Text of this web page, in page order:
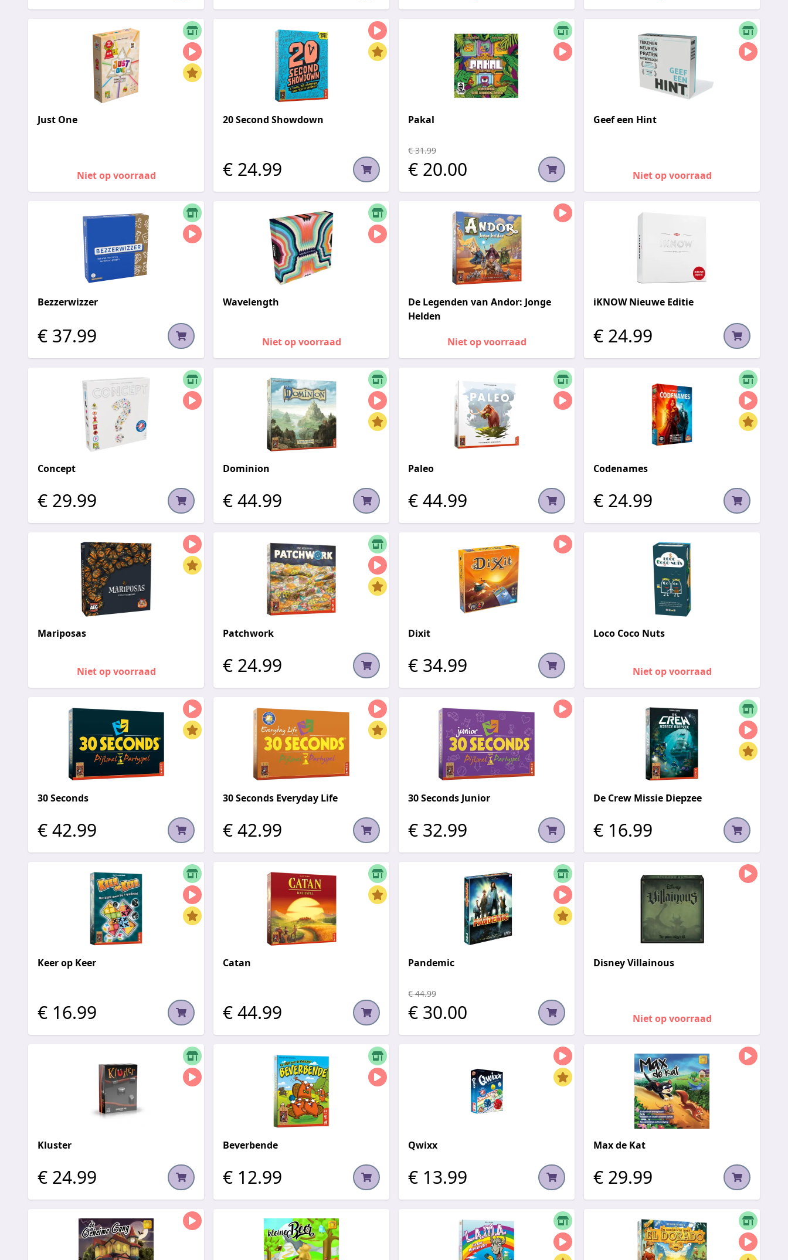
Just One
Niet op voorraad
20 Second Showdown
€ 24.99
Pakal
€ 31.99
€ 20.00
Geef een Hint
Niet op voorraad
Bezzerwizzer
€ 37.99
Wavelength
Niet op voorraad
De Legenden van Andor: Jonge
Helden
Niet op voorraad
iKNOW Nieuwe Editie
€ 24.99
Concept
€ 29.99
Dominion
€ 44.99
Paleo
€ 44.99
Codenames
€ 24.99
Mariposas
Niet op voorraad
Patchwork
€ 24.99
Dixit
€ 34.99
Loco Coco Nuts
Niet op voorraad
30 Seconds
€ 42.99
30 Seconds Everyday Life
€ 42.99
30 Seconds Junior
€ 32.99
De Crew Missie Diepzee
€ 16.99
Keer op Keer
€ 16.99
Catan
€ 44.99
Pandemic
€ 44.99
€ 30.00
Disney Villainous
Niet op voorraad
Kluster
€ 24.99
Beverbende
€ 12.99
Qwixx
€ 13.99
Max de Kat
€ 29.99